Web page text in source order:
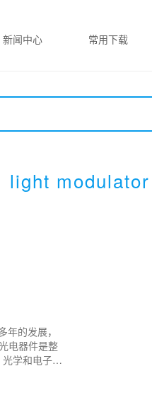
新闻中心 常用下载
light modulator
的发展，
电器件是整
学和电子领